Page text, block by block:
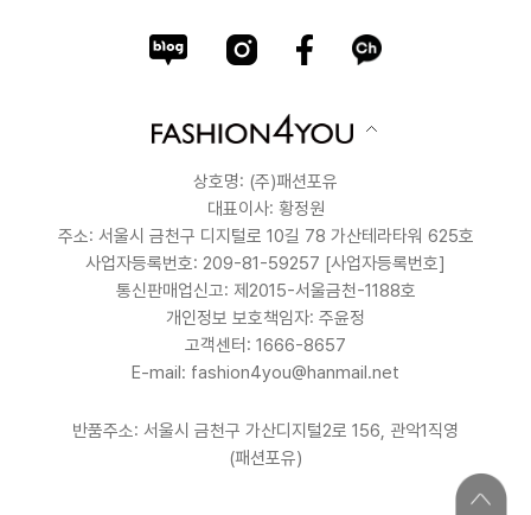
상호명: (주)패션포유
대표이사: 황정원
주소: 서울시 금천구 디지털로 10길 78 가산테라타워 625호
사업자등록번호: 209-81-59257 [사업자등록번호]
통신판매업신고: 제2015-서울금천-1188호
개인정보 보호책임자: 주윤정
고객센터: 1666-8657
E-mail: fashion4you@hanmail.net
반품주소: 서울시 금천구 가산디지털2로 156, 관악1직영
(패션포유)